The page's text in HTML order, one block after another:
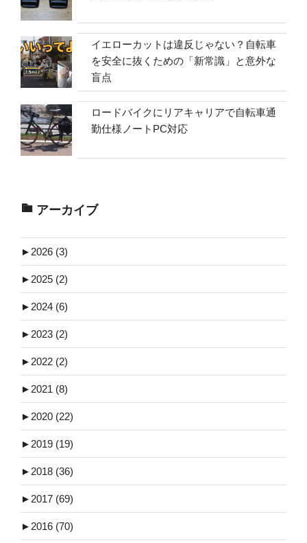
イエローカットは違反じゃない？自転車
を安全に抜くための「新常識」と意外な
盲点
ロードバイクにリアキャリアで自転車通
勤仕様ノートPC対応
アーカイブ
► 2026 (3)
► 2025 (2)
► 2024 (6)
► 2023 (2)
► 2022 (2)
► 2021 (8)
► 2020 (22)
► 2019 (19)
► 2018 (36)
► 2017 (69)
► 2016 (70)